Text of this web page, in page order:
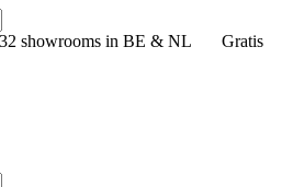
32 showrooms in BE & NL
Gratis